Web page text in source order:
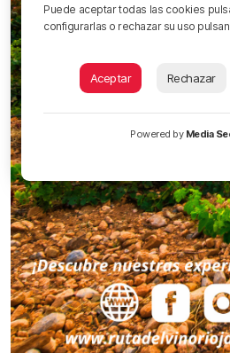
Puede aceptar todas las cookies
configurarlas o rechazar su uso
Aceptar Rechazar
Powered by Media